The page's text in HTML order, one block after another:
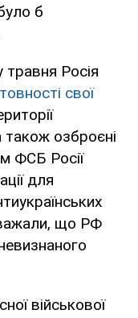
б
Росія
свої
також озброєні
ФСБ Росії
для
що РФ
військової